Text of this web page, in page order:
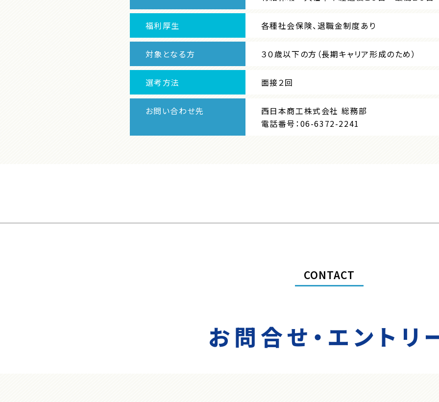
福利厚生 各種社会保険、退職金制度あり
対象となる方 ３０歳以下の方（長期キャリア形成のため）
選考方法 面接２回
お問い合わせ先
西日本商工株式会社 総務部
電話番号：06-6372-2241
CONTACT
お問合せ・エントリ